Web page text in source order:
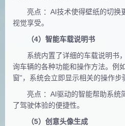
亮点 ：AI技术使得壁纸的切换
视觉享受。
（4）智能车载说明书
系统内置了详细的车载说明书
询车辆的各种功能和操作方法。例
窗”，系统会立即显示相关的操作步
亮点 ：AI驱动的智能帮助系统
了驾驶体验的便捷性。
（5）创意头像生成